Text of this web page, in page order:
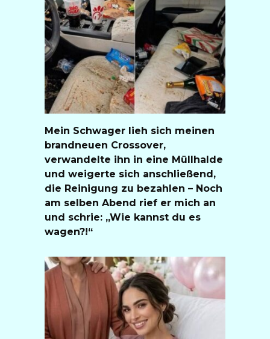
Mein Schwager lieh sich meinen
brandneuen Crossover,
verwandelte ihn in eine Müllhalde
und weigerte sich anschließend,
die Reinigung zu bezahlen – Noch
am selben Abend rief er mich an
und schrie: „Wie kannst du es
wagen?!“